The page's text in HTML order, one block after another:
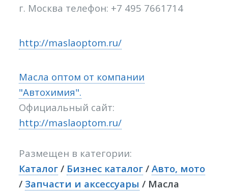
г. Москва телефон: +7 495 7661714
http://maslaoptom.ru/
Масла оптом от компании
"Автохимия".
Официальный сайт:
http://maslaoptom.ru/
Размещен в категории:
Каталог / Бизнес каталог /Авто, мото
/ Запчасти и аксессуары / Масла